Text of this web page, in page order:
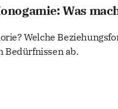
Was
Welche
Bedürfnissen ab.